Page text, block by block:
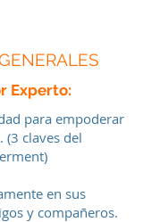
Experto:
para empoderar
(3 claves del
en sus
y compañeros.